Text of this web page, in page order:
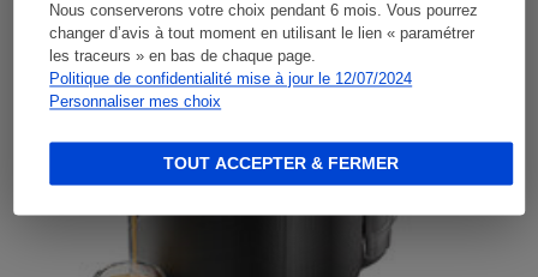
Nous conserverons votre choix pendant 6 mois. Vous pourrez
changer d’avis à tout moment en utilisant le lien « paramétrer
les traceurs » en bas de chaque page.
Politique de confidentialité mise à jour le 12/07/2024
Personnaliser mes choix
TOUT ACCEPTER & FERMER